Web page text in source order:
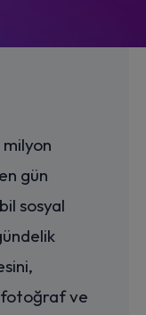
gün
sosyal
fotoğraf ve